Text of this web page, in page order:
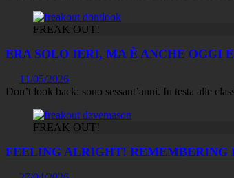
FREAK OUT!
ERA SOLO IERI, MA È ANCHE OGGI
11/05/2026
Don’t look back: sono sessant’anni. In testa alle
FREAK OUT!
FEELING ALRIGHT! REMEMBERING